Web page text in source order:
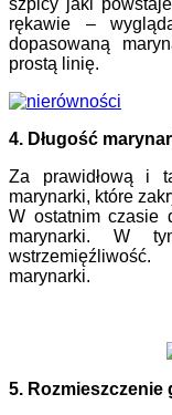
rękawie –
dopasowaną
prostą linię.
4. Długość
Za prawidłową i
marynarki, które
W ostatnim czasie
marynarki. W
marynarki.
5. Rozmieszczenie